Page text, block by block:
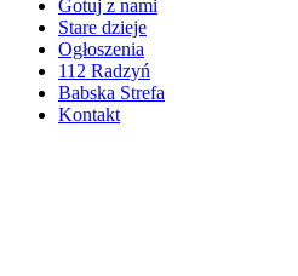
Gotuj z nami
Stare dzieje
Ogłoszenia
112 Radzyń
Babska Strefa
Kontakt